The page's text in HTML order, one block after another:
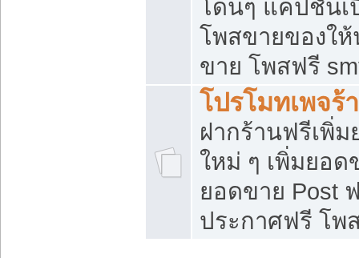
โดนๆ แคปชั่นเ
โพสขายของใ
ขาย โพสฟรี
โปรโมทเพจร้
ฝากร้านฟรีเพิ่
ใหม่ ๆ เพิ่มยอด
ยอดขาย Post
ประกาศฟรี โพ